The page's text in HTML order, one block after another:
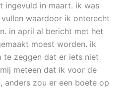
ingevuld in maart. ik was
waardoor ik onterecht
in april al bericht met het
moest worden. ik
te zeggen dat er iets niet
meteen dat ik voor de
anders zou er een boete op